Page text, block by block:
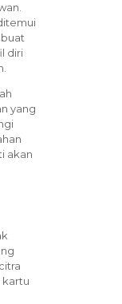
diri
yang
akan
kartu